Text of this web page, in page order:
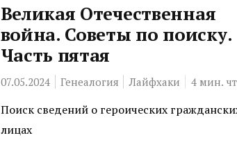
Великая Отечественная
война. Советы по поиску.
Часть пятая
07.05.2024 Генеалогия Лайфхаки 4 мин.
Поиск сведений о героических
лицах